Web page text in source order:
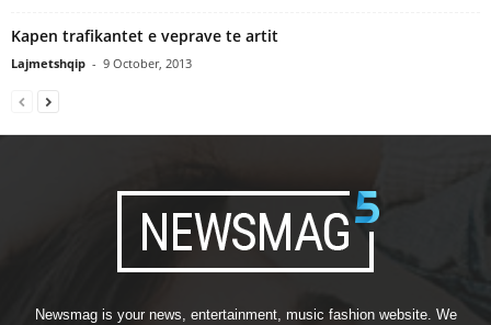
Kapen trafikantet e veprave te artit
Lajmetshqip - 9 October, 2013
Newsmag is your news, entertainment, music fashion website. We